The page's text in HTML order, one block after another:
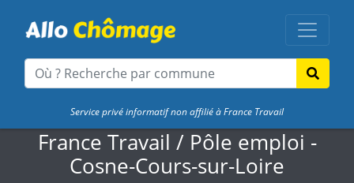
Service privé informatif non affilié à France Travail
France Travail / Pôle emploi -
Cosne-Cours-sur-Loire